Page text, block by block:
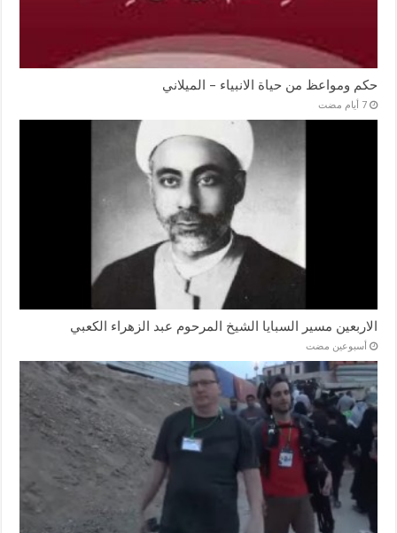
حكم ومواعظ من حياة الانبياء – الميلاني
‏7 أيام مضت
الاربعين مسير السبايا الشيخ المرحوم عبد الزهراء الكعبي
‏أسبوعين مضت